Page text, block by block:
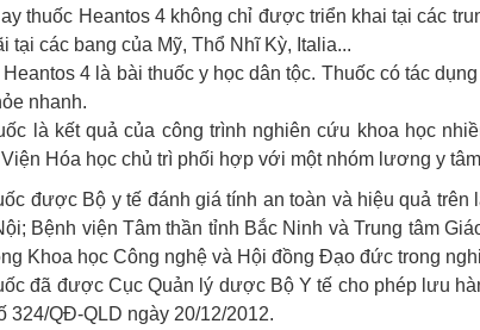
thuốc Heantos 4 không chỉ được triển khai tại các
tại các bang của Mỹ, Thổ Nhĩ Kỳ, Italia...
4 là bài thuốc y học dân tộc. Thuốc có tác
nhanh.
là kết quả của công trình nghiên cứu khoa học
Hóa học chủ trì phối hợp với một nhóm lương y
được Bộ y tế đánh giá tính an toàn và hiệu quả
Bệnh viện Tâm thần tỉnh Bắc Ninh và Trung tâm
Khoa học Công nghệ và Hội đồng Đạo đức trong
đã được Cục Quản lý dược Bộ Y tế cho phép lưu
324/QĐ-QLD ngày 20/12/2012.